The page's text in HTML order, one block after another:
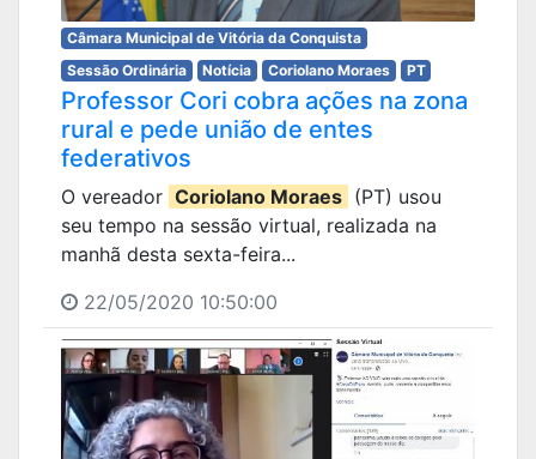
Câmara Municipal de Vitória da Conquista
Sessão Ordinária
Notícia Coriolano Moraes PT
Professor Cori cobra ações na zona
rural e pede união de entes
federativos
O vereador Coriolano Moraes (PT) usou
seu tempo na sessão virtual, realizada na
manhã desta sexta-feira...
22/05/2020 10:50:00